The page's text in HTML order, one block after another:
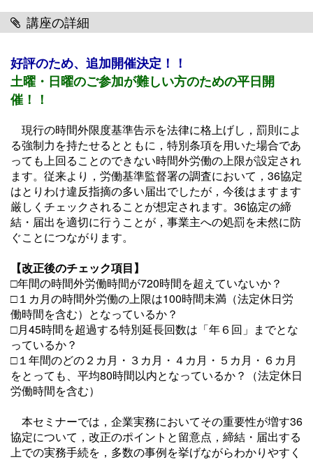
講座の詳細
好評のため、追加開催決定！！
土曜・日曜のご参加が難しい方のための平日開
催！！
現行の時間外限度基準告示を法律に格上げし，罰則によ
る強制力を持たせるとともに，特別条項を用いた場合であ
っても上回ることのできない時間外労働の上限が設定され
ます。従来より，労働基準監督署の調査において，36協定
はとりわけ違反指摘の多い届出でしたが，今後はますます
厳しくチェックされることが想定されます。36協定の締
結・届出を適切に行うことが，事業主への処罰を未然に防
ぐことにつながります。
【改正後のチェック項目】
□年間の時間外労働時間が720時間を超えていないか？
□１カ月の時間外労働の上限は100時間未満（法定休日労
働時間を含む）となっているか？
□月45時間を超過する特別延長回数は「年６回」までとな
っているか？
□１年間のどの２カ月・３カ月・４カ月・５カ月・６カ月
をとっても、平均80時間以内となっているか？（法定休日
労働時間を含む）
本セミナーでは，企業実務においてその重要性が増す36
協定について，改正のポイントと留意点，締結・届出する
上での実務手続を，多数の事例を挙げながらわかりやすく